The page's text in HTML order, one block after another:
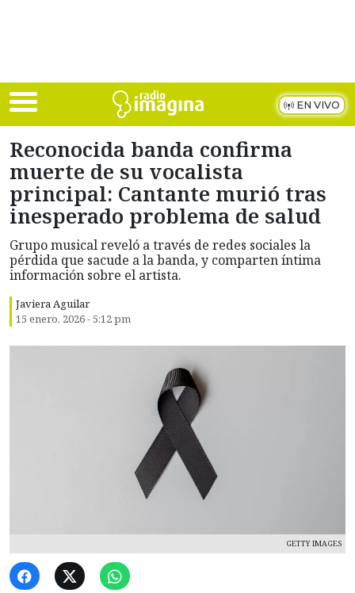
EN VIVO
Reconocida banda confirma
muerte de su vocalista
principal: Cantante murió tras
inesperado problema de salud
Grupo musical reveló a través de redes sociales la
pérdida que sacude a la banda, y comparten íntima
información sobre el artista.
Javiera Aguilar
15 enero, 2026 - 5:12 pm
GETTY IMAGES